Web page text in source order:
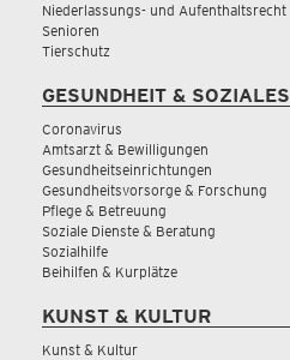
Niederlassungs- und Aufenthaltsrecht
Senioren
Tierschutz
GESUNDHEIT & SOZIALES
Coronavirus
Amtsarzt & Bewilligungen
Gesundheitseinrichtungen
Gesundheitsvorsorge & Forschung
Pflege & Betreuung
Soziale Dienste & Beratung
Sozialhilfe
Beihilfen & Kurplätze
KUNST & KULTUR
Kunst & Kultur